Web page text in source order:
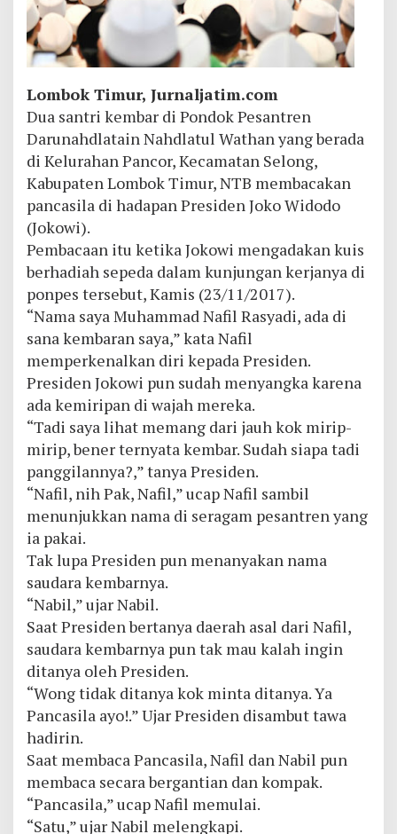
Lombok Timur, Jurnaljatim.com
Dua santri kembar di Pondok Pesantren
Darunahdlatain Nahdlatul Wathan yang berada
di Kelurahan Pancor, Kecamatan Selong,
Kabupaten Lombok Timur, NTB membacakan
pancasila di hadapan Presiden Joko Widodo
(Jokowi).
Pembacaan itu ketika Jokowi mengadakan kuis
berhadiah sepeda dalam kunjungan kerjanya di
ponpes tersebut, Kamis (23/11/2017).
“Nama saya Muhammad Nafil Rasyadi, ada di
sana kembaran saya,” kata Nafil
memperkenalkan diri kepada Presiden.
Presiden Jokowi pun sudah menyangka karena
ada kemiripan di wajah mereka.
“Tadi saya lihat memang dari jauh kok mirip-
mirip, bener ternyata kembar. Sudah siapa tadi
panggilannya?,” tanya Presiden.
“Nafil, nih Pak, Nafil,” ucap Nafil sambil
menunjukkan nama di seragam pesantren yang
ia pakai.
Tak lupa Presiden pun menanyakan nama
saudara kembarnya.
“Nabil,” ujar Nabil.
Saat Presiden bertanya daerah asal dari Nafil,
saudara kembarnya pun tak mau kalah ingin
ditanya oleh Presiden.
“Wong tidak ditanya kok minta ditanya. Ya
Pancasila ayo!.” Ujar Presiden disambut tawa
hadirin.
Saat membaca Pancasila, Nafil dan Nabil pun
membaca secara bergantian dan kompak.
“Pancasila,” ucap Nafil memulai.
“Satu,” ujar Nabil melengkapi.